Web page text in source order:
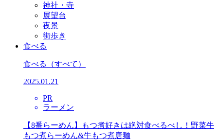
神社・寺
展望台
夜景
街歩き
食べる
食べる （すべて）
2025.01.21
PR
ラーメン
【8番らーめん】もつ煮好きは絶対食べるべし！野菜牛
もつ煮らーめん&牛もつ煮唐麺